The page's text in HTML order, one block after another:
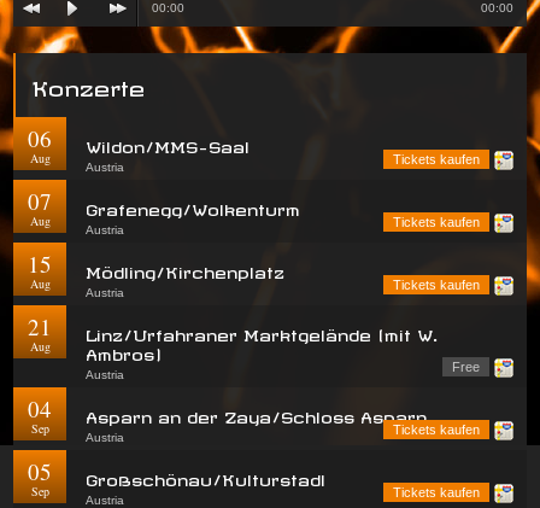
00:00 00:00
Konzerte
06
Aug
Wildon/MMS-Saal
Austria
Tickets kaufen
07
Aug
Grafenegg/Wolkenturm
Austria
Tickets kaufen
15
Aug
Mödling/Kirchenplatz
Austria
Tickets kaufen
21
Aug
Linz/Urfahraner Marktgelände (mit W.
Ambros)
Austria
Free
04
Sep
Asparn an der Zaya/Schloss Asparn
Austria
Tickets kaufen
05
Sep
Großschönau/Kulturstadl
Austria
Tickets kaufen